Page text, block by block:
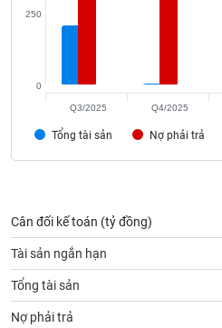
Tổng tài sản Nợ phải trả
0
250
Q3/2025 Q4/2025
Cân đối kế toán (tỷ đồng)
Tài sản ngắn hạn
Tổng tài sản
Nợ phải trả
ngữ
Dịch
Sách
tài
chính